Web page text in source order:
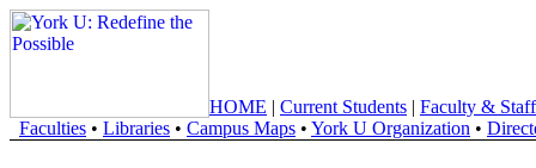
HOME | Current Students | Faculty & Staff
Faculties • Libraries • Campus Maps • York U Organization •